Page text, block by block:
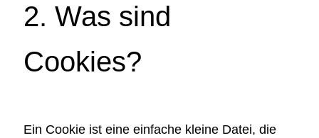
2. Was sind
Cookies?
Ein Cookie ist eine einfache kleine Datei, die